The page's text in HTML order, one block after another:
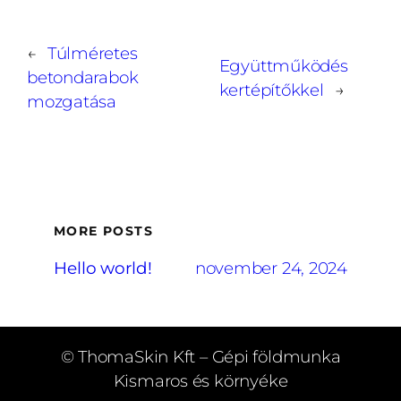
← Túlméretes
betondarabok
mozgatása
Együttműködés
kertépítőkkel
→
MORE POSTS
Hello world! november 24, 2024
© ThomaSkin Kft – Gépi földmunka
Kismaros és környéke